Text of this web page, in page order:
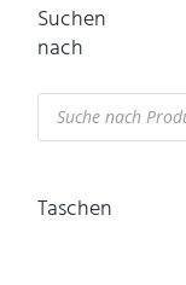
Suchen
nach
Products
search
Taschen